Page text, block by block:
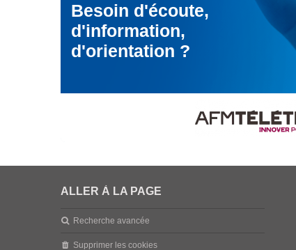
Besoin d'écoute,
d'information,
d'orientation ?
ALLER À LA PAGE
Recherche avancée
Supprimer les cookies